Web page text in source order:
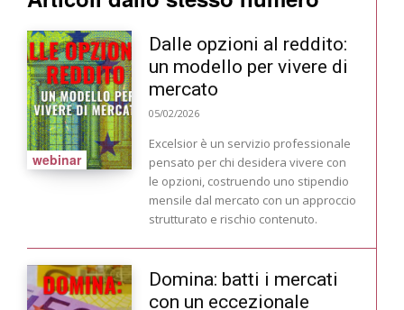
webinar
Dalle opzioni al reddito:
un modello per vivere di
mercato
05/02/2026
Excelsior è un servizio professionale
pensato per chi desidera vivere con
le opzioni, costruendo uno stipendio
mensile dal mercato con un approccio
strutturato e rischio contenuto.
Domina: batti i mercati
con un eccezionale